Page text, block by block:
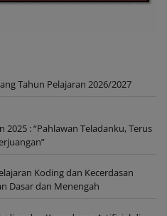
Tahun Pelajaran 2026/2027
2025 : “Pahlawan Teladanku, Terus
Koding dan Kecerdasan
Dasar dan Menengah